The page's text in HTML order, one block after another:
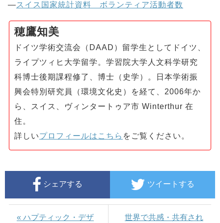
—スイス国家統計資料 ボランティア活動者数
穂鷹知美
ドイツ学術交流会（DAAD）留学生としてドイツ、
ライプツィヒ大学留学。学習院大学人文科学研究
科博士後期課程修了、博士（史学）。日本学術振
興会特別研究員（環境文化史）を経て、2006年か
ら、スイス、ヴィンタートゥア市 Winterthur 在
住。
詳しいプロフィールはこちら をご覧ください。
シェアする ツイートする
« ハプティック・デザ
世界で共感・共有され